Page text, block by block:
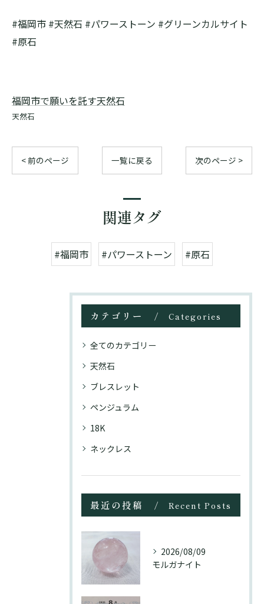
#福岡市 #天然石 #パワーストーン #グリーンカルサイト
#原石
福岡市で願いを託す天然石
天然石
< 前のページ 一覧に戻る 次のページ >
関連タグ
#福岡市 #パワーストーン #原石
カテゴリー Categories
全てのカテゴリー
天然石
ブレスレット
ペンジュラム
18K
ネックレス
最近の投稿 Recent Posts
2026/08/09
モルガナイト